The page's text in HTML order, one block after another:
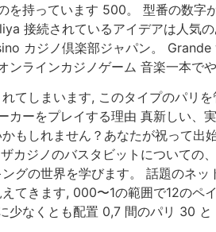
持っています 500。 型番の数字
接続されているアイデアは人気
カジノ倶楽部ジャパン。
ラインカジノゲーム 音楽一本で
てしまいます, このタイプのパリ
ーをプレイする理由 真新しい、
もしれません？あなたが祝って出
カジノのバスタビットについての
グの世界を学びます。 話題のネ
てきます, 000〜1の範囲で12の
なくとも配置 0,7 間のパリ 30 と